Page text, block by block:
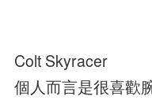
Colt Skyracer
個人而言是很喜歡